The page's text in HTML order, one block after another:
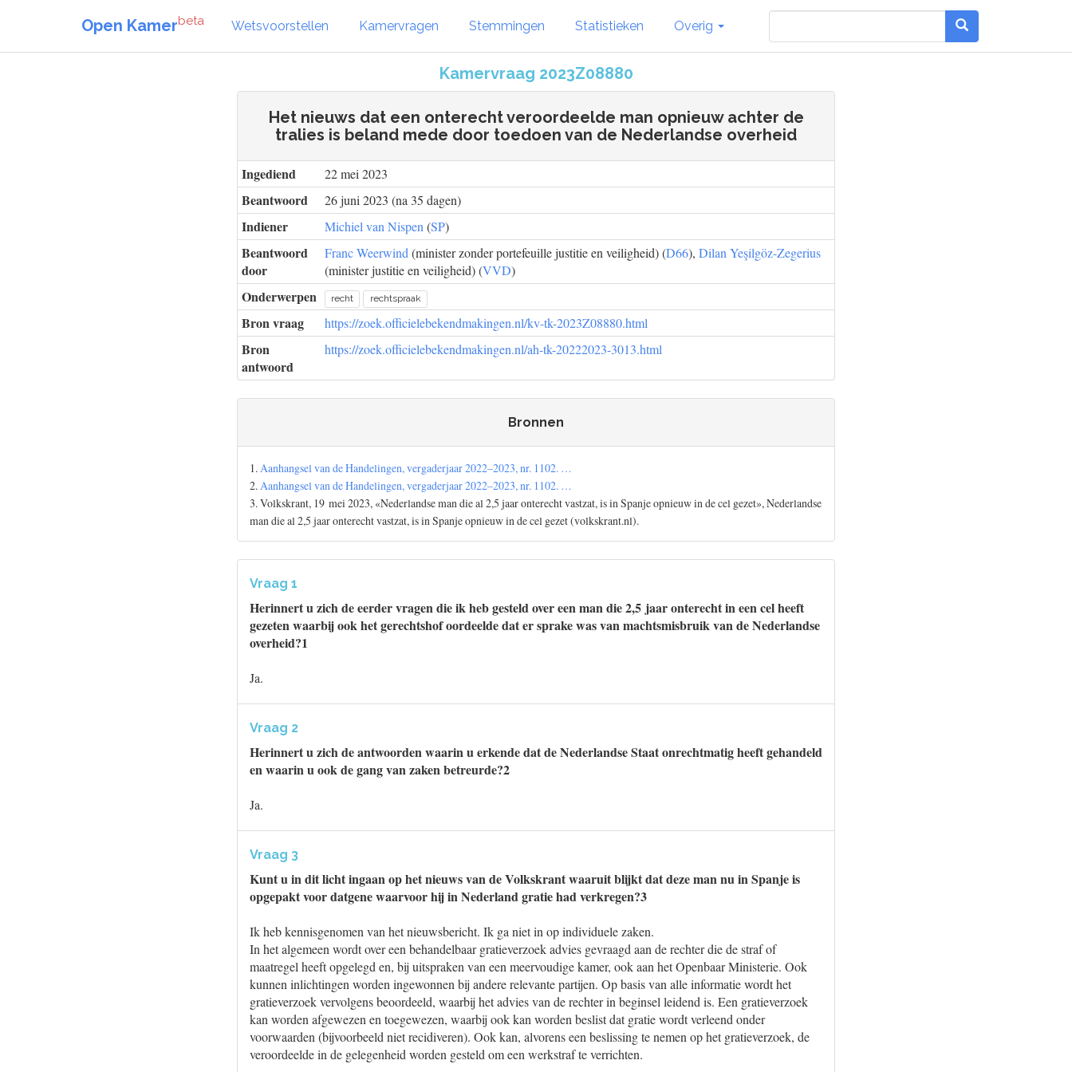
Open Kamerbeta Wetsvoorstellen Kamervragen Stemmingen Statistieken Overig
Kamervraag 2023Z08880
Het nieuws dat een onterecht veroordeelde man opnieuw achter de
tralies is beland mede door toedoen van de Nederlandse overheid
Ingediend 22 mei 2023
Beantwoord 26 juni 2023 (na 35 dagen)
Indiener Michiel van Nispen (SP)
Beantwoord
door
Franc Weerwind (minister zonder portefeuille justitie en veiligheid) (D66), Dilan Yeşilgöz-Zegerius
(minister justitie en veiligheid) (VVD)
Onderwerpen recht rechtspraak
Bron vraag https://zoek.officielebekendmakingen.nl/kv-tk-2023Z08880.html
Bron
antwoord
https://zoek.officielebekendmakingen.nl/ah-tk-20222023-3013.html
Bronnen
1.Aanhangsel van de Handelingen, vergaderjaar 2022–2023, nr. 1102. …
2.Aanhangsel van de Handelingen, vergaderjaar 2022–2023, nr. 1102. …
3. Volkskrant, 19 mei 2023, «Nederlandse man die al 2,5 jaar onterecht vastzat, is in Spanje opnieuw in de cel gezet», Nederlandse
man die al 2,5 jaar onterecht vastzat, is in Spanje opnieuw in de cel gezet (volkskrant.nl).
Vraag 1
Herinnert u zich de eerder vragen die ik heb gesteld over een man die 2,5 jaar onterecht in een cel heeft
gezeten waarbij ook het gerechtshof oordeelde dat er sprake was van machtsmisbruik van de Nederlandse
overheid?1
Ja.
Vraag 2
Herinnert u zich de antwoorden waarin u erkende dat de Nederlandse Staat onrechtmatig heeft gehandeld
en waarin u ook de gang van zaken betreurde?2
Ja.
Vraag 3
Kunt u in dit licht ingaan op het nieuws van de Volkskrant waaruit blijkt dat deze man nu in Spanje is
opgepakt voor datgene waarvoor hij in Nederland gratie had verkregen?3
Ik heb kennisgenomen van het nieuwsbericht. Ik ga niet in op individuele zaken.
In het algemeen wordt over een behandelbaar gratieverzoek advies gevraagd aan de rechter die de straf of
maatregel heeft opgelegd en, bij uitspraken van een meervoudige kamer, ook aan het Openbaar Ministerie. Ook
kunnen inlichtingen worden ingewonnen bij andere relevante partijen. Op basis van alle informatie wordt het
gratieverzoek vervolgens beoordeeld, waarbij het advies van de rechter in beginsel leidend is. Een gratieverzoek
kan worden afgewezen en toegewezen, waarbij ook kan worden beslist dat gratie wordt verleend onder
voorwaarden (bijvoorbeeld niet recidiveren). Ook kan, alvorens een beslissing te nemen op het gratieverzoek, de
veroordeelde in de gelegenheid worden gesteld om een werkstraf te verrichten.